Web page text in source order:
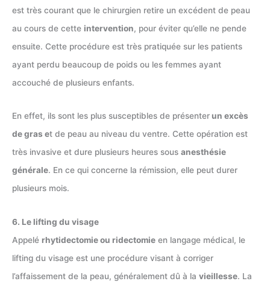
est très courant que le chirurgien retire un excédent de peau
au cours de cette intervention, pour éviter qu’elle ne pende
ensuite. Cette procédure est très pratiquée sur les patients
ayant perdu beaucoup de poids ou les femmes ayant
accouché de plusieurs enfants.
En effet, ils sont les plus susceptibles de présenter un excès
de gras et de peau au niveau du ventre. Cette opération est
très invasive et dure plusieurs heures sous anesthésie
générale. En ce qui concerne la rémission, elle peut durer
plusieurs mois.
6. Le lifting du visage
Appelé rhytidectomie ou ridectomie en langage médical, le
lifting du visage est une procédure visant à corriger
l’affaissement de la peau, généralement dû à la vieillesse. La